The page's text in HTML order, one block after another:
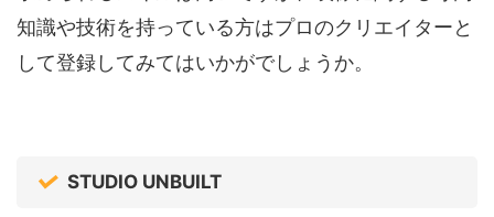
知識や技術を持っている方はプロのクリエイターと
して登録してみてはいかがでしょうか。
STUDIO UNBUILT